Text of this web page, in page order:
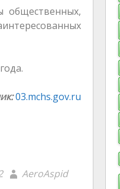
общественных,
03.mchs.gov.ru
AeroAspid